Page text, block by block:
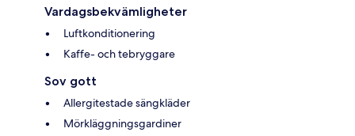
Vardagsbekvämligheter
Luftkonditionering
Kaffe- och tebryggare
Sov gott
Allergitestade sängkläder
Mörkläggningsgardiner